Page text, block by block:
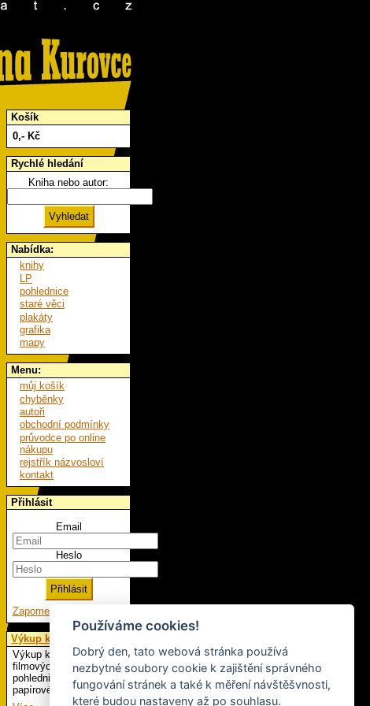
Košík
0,- Kč
Rychlé hledání
Kniha nebo autor:
Nabídka:
knihy
LP
pohlednice
staré věci
plakáty
grafika
mapy
Menu:
můj košík
chyběnky
autoři
obchodní podmínky
průvodce po online
nákupu
rejstřík názvosloví
kontakt
Přihlásit
Email
Heslo
Zapomenuté heslo
Výkup knih
Výkup knih, LP,
filmových plakátů,
pohlednic a ostatního
papírového artiklu.
Používáme cookies!
Dobrý den, tato webová stránka používá
nezbytné soubory cookie k zajištění správného
fungování stránek a také k měření návštěšvnosti,
které budou nastaveny až po souhlasu.